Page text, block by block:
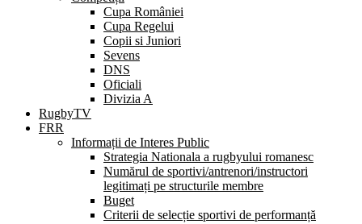
Cupa României
Cupa Regelui
Copii si Juniori
Sevens
DNS
Oficiali
Divizia A
RugbyTV
FRR
Informații de Interes Public
Strategia Nationala a rugbyului romanesc
Numărul de sportivi/antrenori/instructori
legitimați pe structurile membre
Buget
Criterii de selecție sportivi de performanță